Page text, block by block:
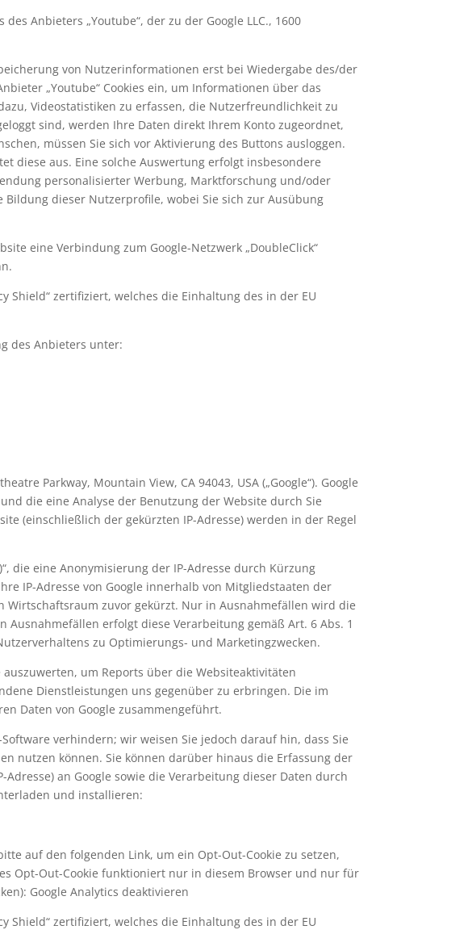
Anbieters „Youtube“, der zu der Google LLC., 1600
von Nutzerinformationen erst bei Wiedergabe des/der
„Youtube“ Cookies ein, um Informationen über das
Videostatistiken zu erfassen, die Nutzerfreundlichkeit zu
sind, werden Ihre Daten direkt Ihrem Konto zugeordnet,
müssen Sie sich vor Aktivierung des Buttons ausloggen.
diese aus. Eine solche Auswertung erfolgt insbesondere
personalisierter Werbung, Marktforschung und/oder
dieser Nutzerprofile, wobei Sie sich zur Ausübung
eine Verbindung zum Google-Netzwerk „DoubleClick“
Shield“ zertifiziert, welches die Einhaltung des in der EU
des Anbieters unter:
Parkway, Mountain View, CA 94043, USA („Google“). Google
die eine Analyse der Benutzung der Website durch Sie
(einschließlich der gekürzten IP-Adresse) werden in der Regel
die eine Anonymisierung der IP-Adresse durch Kürzung
IP-Adresse von Google innerhalb von Mitgliedstaaten der
Wirtschaftsraum zuvor gekürzt. Nur in Ausnahmefällen wird die
Ausnahmefällen erfolgt diese Verarbeitung gemäß Art. 6 Abs. 1
zu Optimierungs- und Marketingzwecken.
um Reports über die Websiteaktivitäten
Dienstleistungen uns gegenüber zu erbringen. Die im
Daten von Google zusammengeführt.
verhindern; wir weisen Sie jedoch darauf hin, dass Sie
nutzen können. Sie können darüber hinaus die Erfassung der
an Google sowie die Verarbeitung dieser Daten durch
und installieren:
auf den folgenden Link, um ein Opt-Out-Cookie zu setzen,
Opt-Out-Cookie funktioniert nur in diesem Browser und nur für
Google Analytics deaktivieren
Shield“ zertifiziert, welches die Einhaltung des in der EU